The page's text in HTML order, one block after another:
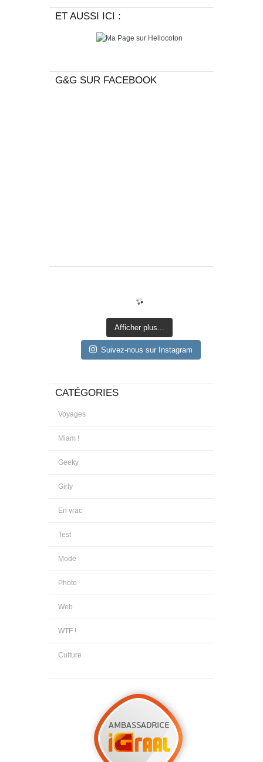
ET AUSSI ICI :
G&G SUR FACEBOOK
Afficher plus...
Suivez-nous sur Instagram
CATÉGORIES
Voyages
Miam !
Geeky
Girly
En vrac
Test
Mode
Photo
Web
WTF !
Culture